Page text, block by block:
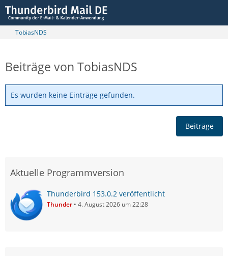
TobiasNDS
Beiträge von TobiasNDS
Es wurden keine Einträge gefunden.
Beiträge
Aktuelle Programmversion
Thunderbird 153.0.2 veröffentlicht
Thunder 4. August 2026 um 22:28